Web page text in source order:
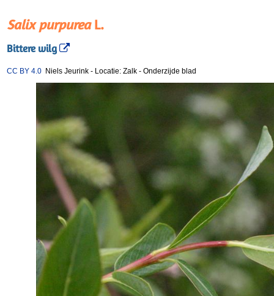
Salix purpureaL.
Bittere wilg
CC BY 4.0 Niels Jeurink - Locatie: Zalk - Onderzijde blad